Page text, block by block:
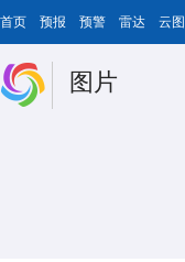
首页 预报 预警 雷达 云图
图片